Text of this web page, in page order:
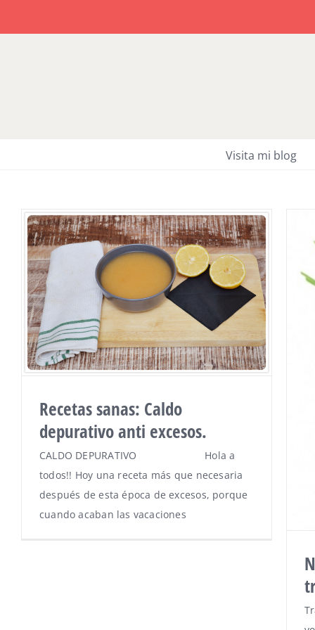
Visita mi blog
Recetas sanas: Caldo
depurativo anti excesos.
CALDO DEPURATIVO Hola a
todos!! Hoy una receta más que necesaria
después de esta época de excesos, porque
cuando acaban las vacaciones